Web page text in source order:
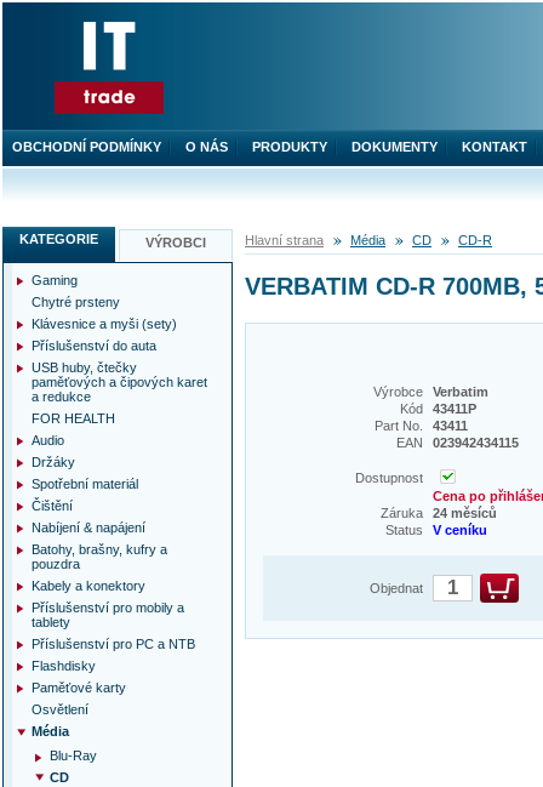
Hlavní strana Média CD CD-R
VERBATIM CD-R
Výrobce
Verbatim
Kód
43411P
Part No.
43411
EAN
023942434115
Dostupnost
Cena po
Záruka
24 měsíců
Status
V ceníku
Objednat
KATEGORIE VÝROBCI
Gaming
Chytré prsteny
Klávesnice a myši (sety)
Příslušenství do auta
USB huby, čtečky
paměťových a čipových karet
a redukce
FOR HEALTH
Audio
Držáky
Spotřební materiál
Čištění
Nabíjení & napájení
Batohy, brašny, kufry a
pouzdra
Kabely a konektory
Příslušenství pro mobily a
tablety
Příslušenství pro PC a NTB
Flashdisky
Paměťové karty
Osvětlení
Média
Blu-Ray
CD
OBCHODNÍ PODMÍNKY O NÁS PRODUKTY DOKUMENTY KONTAKT